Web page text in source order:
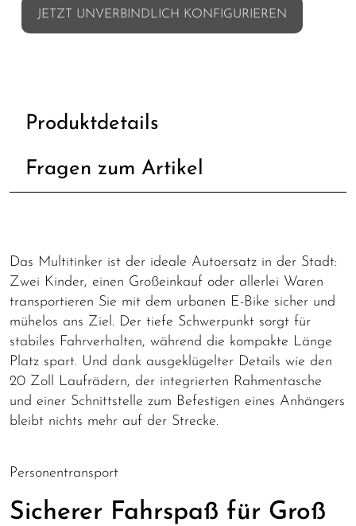
JETZT UNVERBINDLICH KONFIGURIEREN
Produktdetails
Fragen zum Artikel
Das Multitinker ist der ideale Autoersatz in der Stadt:
Zwei Kinder, einen Großeinkauf oder allerlei Waren
transportieren Sie mit dem urbanen E-Bike sicher und
mühelos ans Ziel. Der tiefe Schwerpunkt sorgt für
stabiles Fahrverhalten, während die kompakte Länge
Platz spart. Und dank ausgeklügelter Details wie den
20 Zoll Laufrädern, der integrierten Rahmentasche
und einer Schnittstelle zum Befestigen eines Anhängers
bleibt nichts mehr auf der Strecke.
Personentransport
Sicherer Fahrspaß für Groß